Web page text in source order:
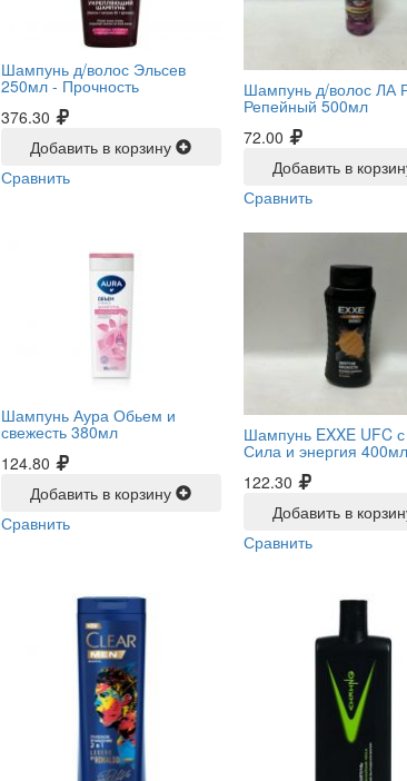
Шампунь д/волос Эльсев
250мл - Прочность
376.30
Добавить в корзину
Сравнить
Шампунь д/волос ЛА
Репейный 500мл
72.00
Добавить в
Сравнить
Шампунь Аура Обьем и
свежесть 380мл
124.80
Добавить в корзину
Сравнить
Шампунь EXXE UFC с
Сила и энергия
122.30
Добавить в
Сравнить